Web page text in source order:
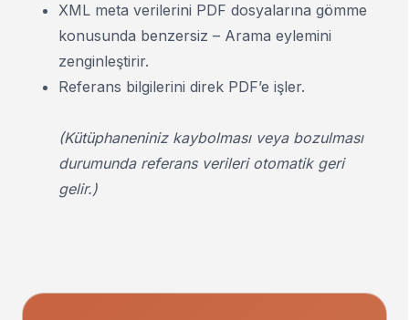
XML meta verilerini PDF dosyalarına gömme
konusunda benzersiz – Arama eylemini
zenginleştirir.
Referans bilgilerini direk PDF’e işler.
(Kütüphaneniniz kaybolması veya bozulması
durumunda referans verileri otomatik geri
gelir.)